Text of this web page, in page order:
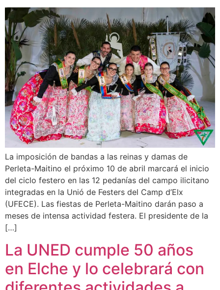
La imposición de bandas a las reinas y damas de
Perleta-Maitino el próximo 10 de abril marcará el inicio
del ciclo festero en las 12 pedanías del campo ilicitano
integradas en la Unió de Festers del Camp d’Elx
(UFECE). Las fiestas de Perleta-Maitino darán paso a
meses de intensa actividad festera. El presidente de la
[…]
La UNED cumple 50 años
en Elche y lo celebrará con